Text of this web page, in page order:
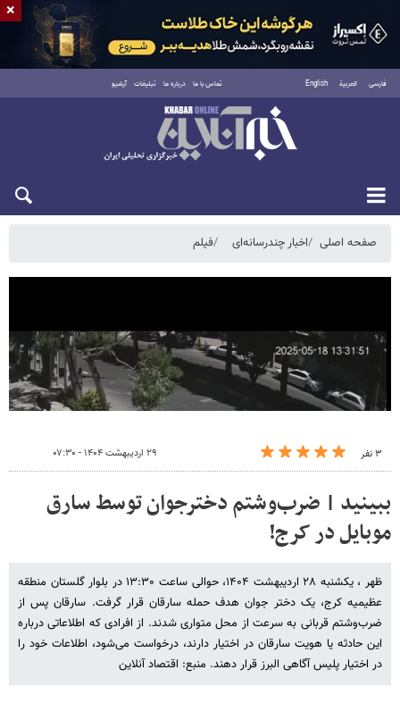
فارسی العربية English تماس با ما درباره ما تبلیغات آرشیو
دوشنبه ۱۹ مرداد ۱۴۰۵
صفحه اصلی اخبار چندرسانه‌ای فیلم
۳ نفر ۲۹ اردیبهشت ۱۴۰۴ - ۰۷:۳۰
ببینید | ضرب‌وشتم دخترجوان توسط سارق
موبایل در کرج!
ظهر ، یکشنبه ۲۸ اردیبهشت ۱۴۰۴، حوالی ساعت ۱۳:۳۰ در بلوار گلستان منطقه
عظیمیه کرج، یک دختر جوان هدف حمله سارقان قرار گرفت. سارقان پس از
ضرب‌وشتم قربانی به سرعت از محل متواری شدند. از افرادی که اطلاعاتی درباره
این حادثه یا هویت سارقان در اختیار دارند، درخواست می‌شود، اطلاعات خود را
در اختیار پلیس آگاهی البرز قرار دهند. منبع: اقتصاد آنلاین
×